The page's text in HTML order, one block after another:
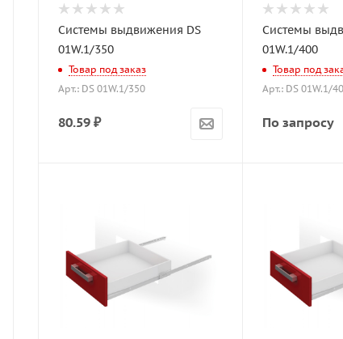
Системы выдвижения DS
01W.1/350
Товар под заказ
Арт.: DS 01W.1/350
80.59 ₽
Системы
01W.1/400
Товар под
Арт.: DS 01W.1/
По запросу